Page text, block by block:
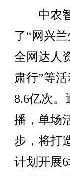
中农智
了“网兴
全网达人
肃行”等
8.6亿次。
播，单场
步，将打
计划开展